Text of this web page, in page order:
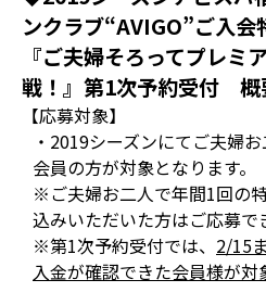
ンクラブ“AVIGO”ご入会
『ご夫婦そろってプレミ
戦！』第1次予約受付 概
【応募対象】
・2019シーズンにてご夫婦
会員の方が対象となります。
※ご夫婦お二人で年間1回の
込みいただいた方はご応募で
※第1次予約受付では、 2/15
入金が確認できた会員様が対